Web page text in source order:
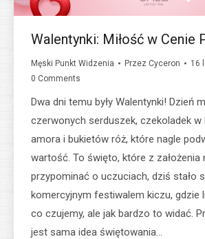
Walentynki: Miłość w Cenie
Męski Punkt Widzenia Przez Cyceron
16
0 Comments
Dwa dni temu były Walentynki! Dzień
czerwonych serduszek, czekoladek w
amora i bukietów róż, które nagle
wartość. To święto, które z założenia
przypominać o uczuciach, dziś stało
komercyjnym festiwalem kiczu, gdzie
co czujemy, ale jak bardzo to widać.
jest sama idea świętowania…